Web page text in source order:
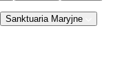
Sanktuaria Maryjne